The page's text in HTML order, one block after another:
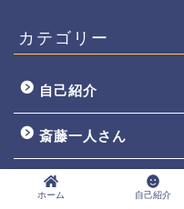
カテゴリー
自己紹介
斎藤一人さん
小林正観さん
ホーム 自己紹介